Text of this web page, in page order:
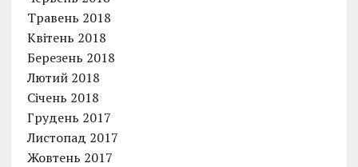
Травень 2018
Квітень 2018
Березень 2018
Лютий 2018
Січень 2018
Грудень 2017
Листопад 2017
Жовтень 2017